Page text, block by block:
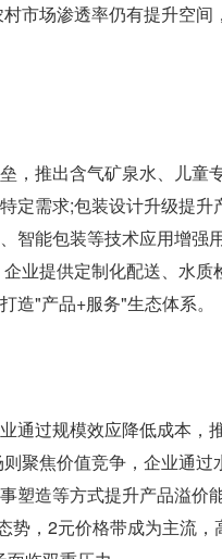
市场渗透率仍有提升空间
，推出含气矿泉水、儿童
定需求;包装设计升级提升
智能包装等技术应用增强
业提供定制化配送、水质
造"产品+服务"生态体系。
通过规模效应降低成本，
聚焦价值竞争，企业通过
塑造等方式提升产品溢价
势，2元价格带成为主流，